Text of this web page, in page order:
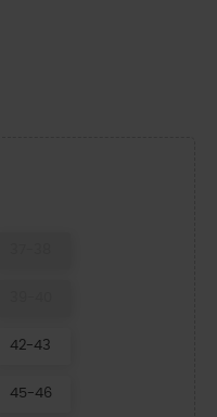
42-43
45-46